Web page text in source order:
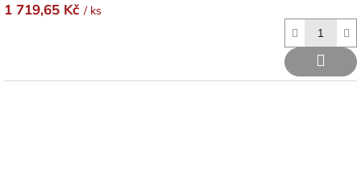
1 719,65 Kč / ks